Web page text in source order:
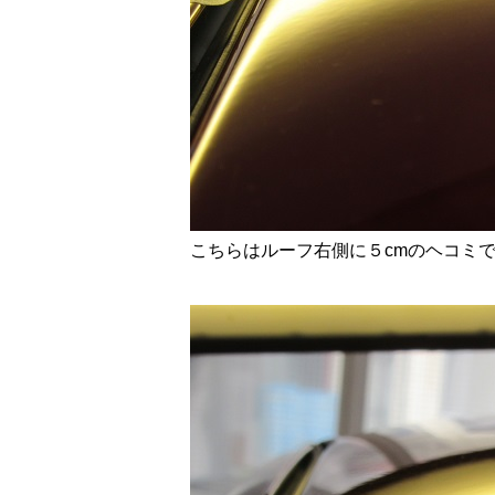
こちらはルーフ右側に５cmのヘコミ